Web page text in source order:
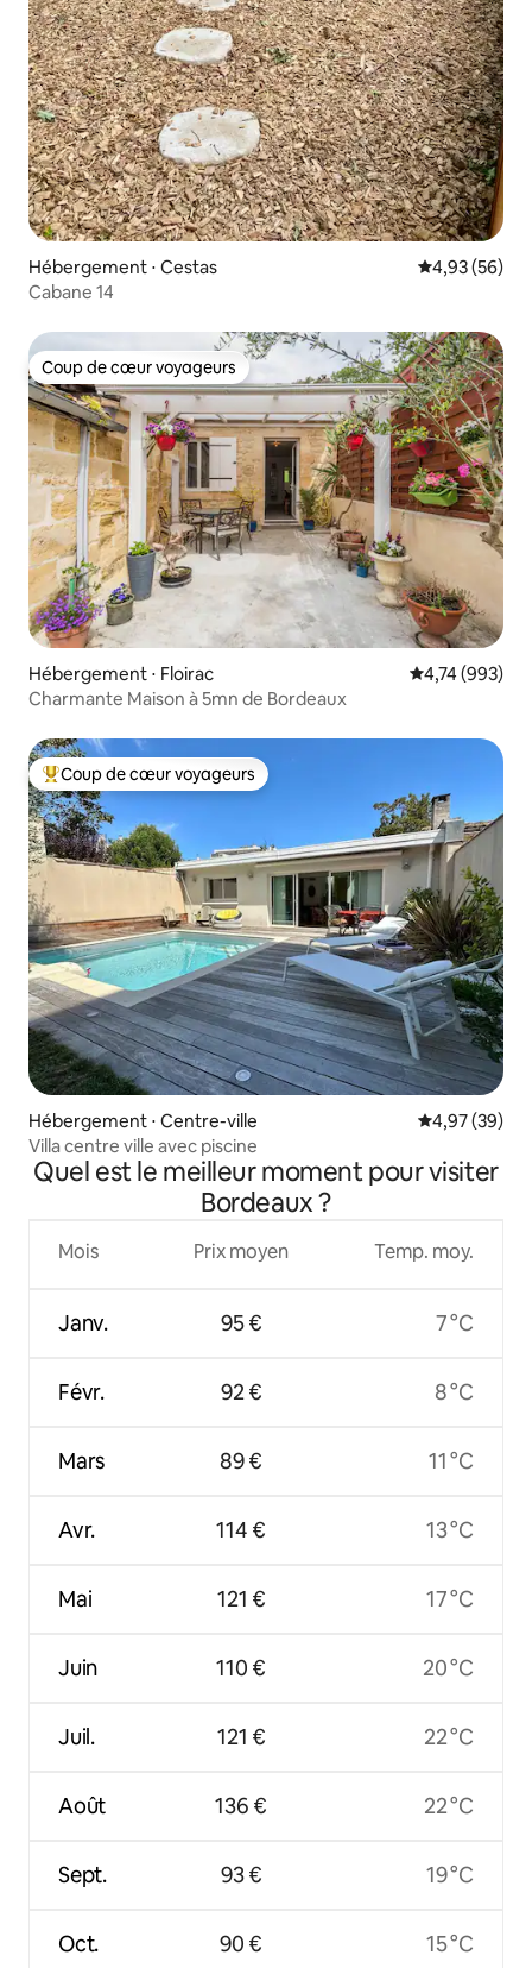
Hébergement ⋅ Cestas Évaluation
4,93 (56)
Cabane 14
Coup de cœur voyageurs
Coup de cœur voyageurs
Hébergement ⋅ Floirac Évaluation
4,74 (993)
Charmante Maison à 5mn de Bordeaux
Coups de cœur voyageurs les plus appréciés
Coup de cœur voyageurs
Hébergement ⋅ Centre-ville Évaluation
4,97 (39)
Villa centre ville avec piscine
Quel est le meilleur moment pour visiter
Bordeaux ?
Mois
Janv.
Févr.
Mars
Avr.
Mai
Juin
Juil.
Août
Sept.
Oct.
Prix moyen
95 €
92 €
89 €
114 €
121 €
110 €
121 €
136 €
93 €
90 €
Temp. moy.
7 °C
8 °C
11 °C
13 °C
17 °C
20 °C
22 °C
22 °C
19 °C
15 °C